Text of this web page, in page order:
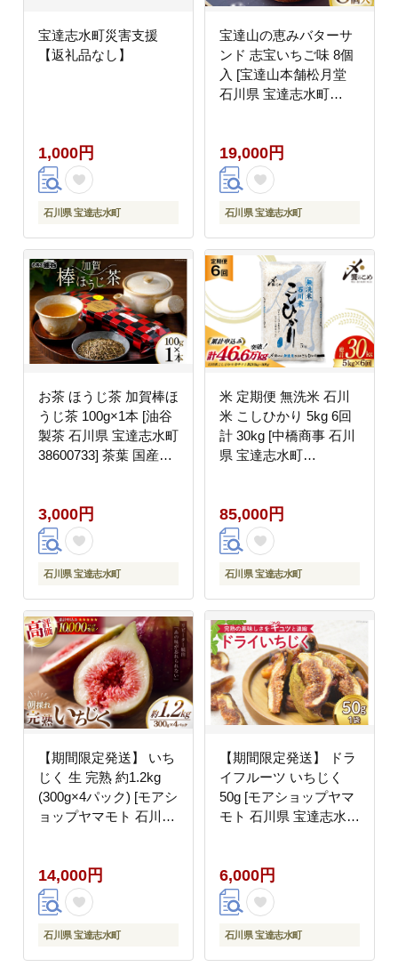
宝達志水町災害支援
【返礼品なし】
1,000円
石川県 宝達志水町
宝達山の恵みバターサ
ンド 志宝いちご味 8個
入 [宝達山本舗松月堂
石川県 宝達志水町
子 おかし スイーツ 洋
菓子 おやつ いちご
19,000円
石川県 宝達志水町
お茶 ほうじ茶 加賀棒ほ
うじ茶 100g×1本 [油谷
製茶 石川県 宝達志水町
38600733] 茶葉 国産茶
3,000円
石川県 宝達志水町
米 定期便 無洗米 石川
米 こしひかり 5kg 6回
計 30kg [中橋商事 石川
県 宝達志水町
ん ご飯 6ヶ月 ６ヶ月 6
か月 ６か月 5キロ ５キ
ロ 30キロ ３０キロ 白
米 精米 石川
85,000円
石川県 宝達志水町
【期間限定発送】 いち
じく 生 完熟 約1.2kg
(300g×4パック) [モアシ
ョップヤマモト 石川県
イチジク 無花果 期間限
定 朝採れ
14,000円
石川県 宝達志水町
【期間限定発送】 ドラ
イフルーツ いちじく
50g [モアショップヤマ
モト 石川県 宝達志水町
間限定 砂糖不使用 お菓
子 おつまみ 果物 フル
ーツ
6,000円
石川県 宝達志水町